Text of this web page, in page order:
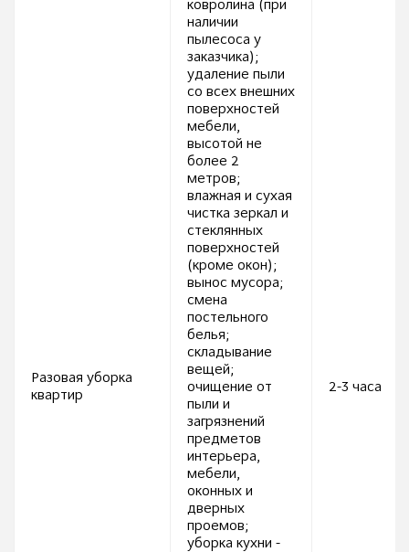
Разовая уборка
квартир
ковролина (при
наличии
пылесоса у
заказчика);
удаление пыли
со всех внешних
поверхностей
мебели,
высотой не
более 2
метров;
влажная и сухая
чистка зеркал и
стеклянных
поверхностей
(кроме окон);
вынос мусора;
смена
постельного
белья;
складывание
вещей;
очищение от
пыли и
загрязнений
предметов
интерьера,
мебели,
оконных и
дверных
проемов;
уборка кухни -
2-3 часа